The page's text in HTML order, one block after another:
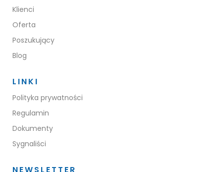
Klienci
Oferta
Poszukujący
Blog
LINKI
Polityka prywatności
Regulamin
Dokumenty
Sygnaliści